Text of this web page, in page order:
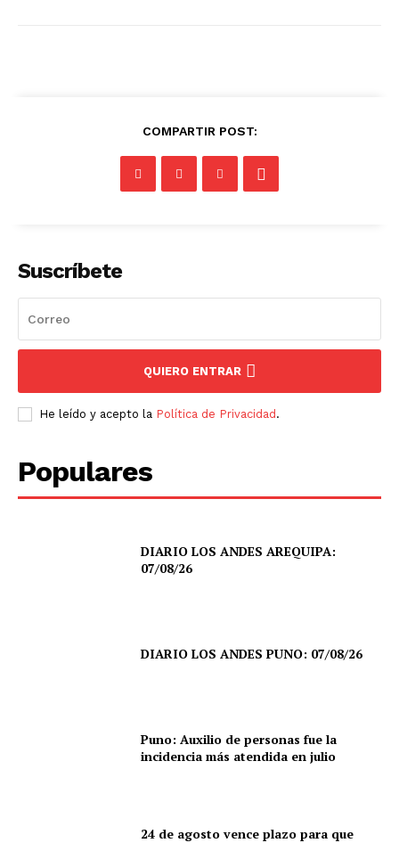
COMPARTIR POST:
Suscríbete
QUIERO ENTRAR
He leído y acepto la Política de Privacidad .
Populares
DIARIO LOS ANDES AREQUIPA:
07/08/26
DIARIO LOS ANDES PUNO: 07/08/26
Puno: Auxilio de personas fue la
incidencia más atendida en julio
24 de agosto vence plazo para que